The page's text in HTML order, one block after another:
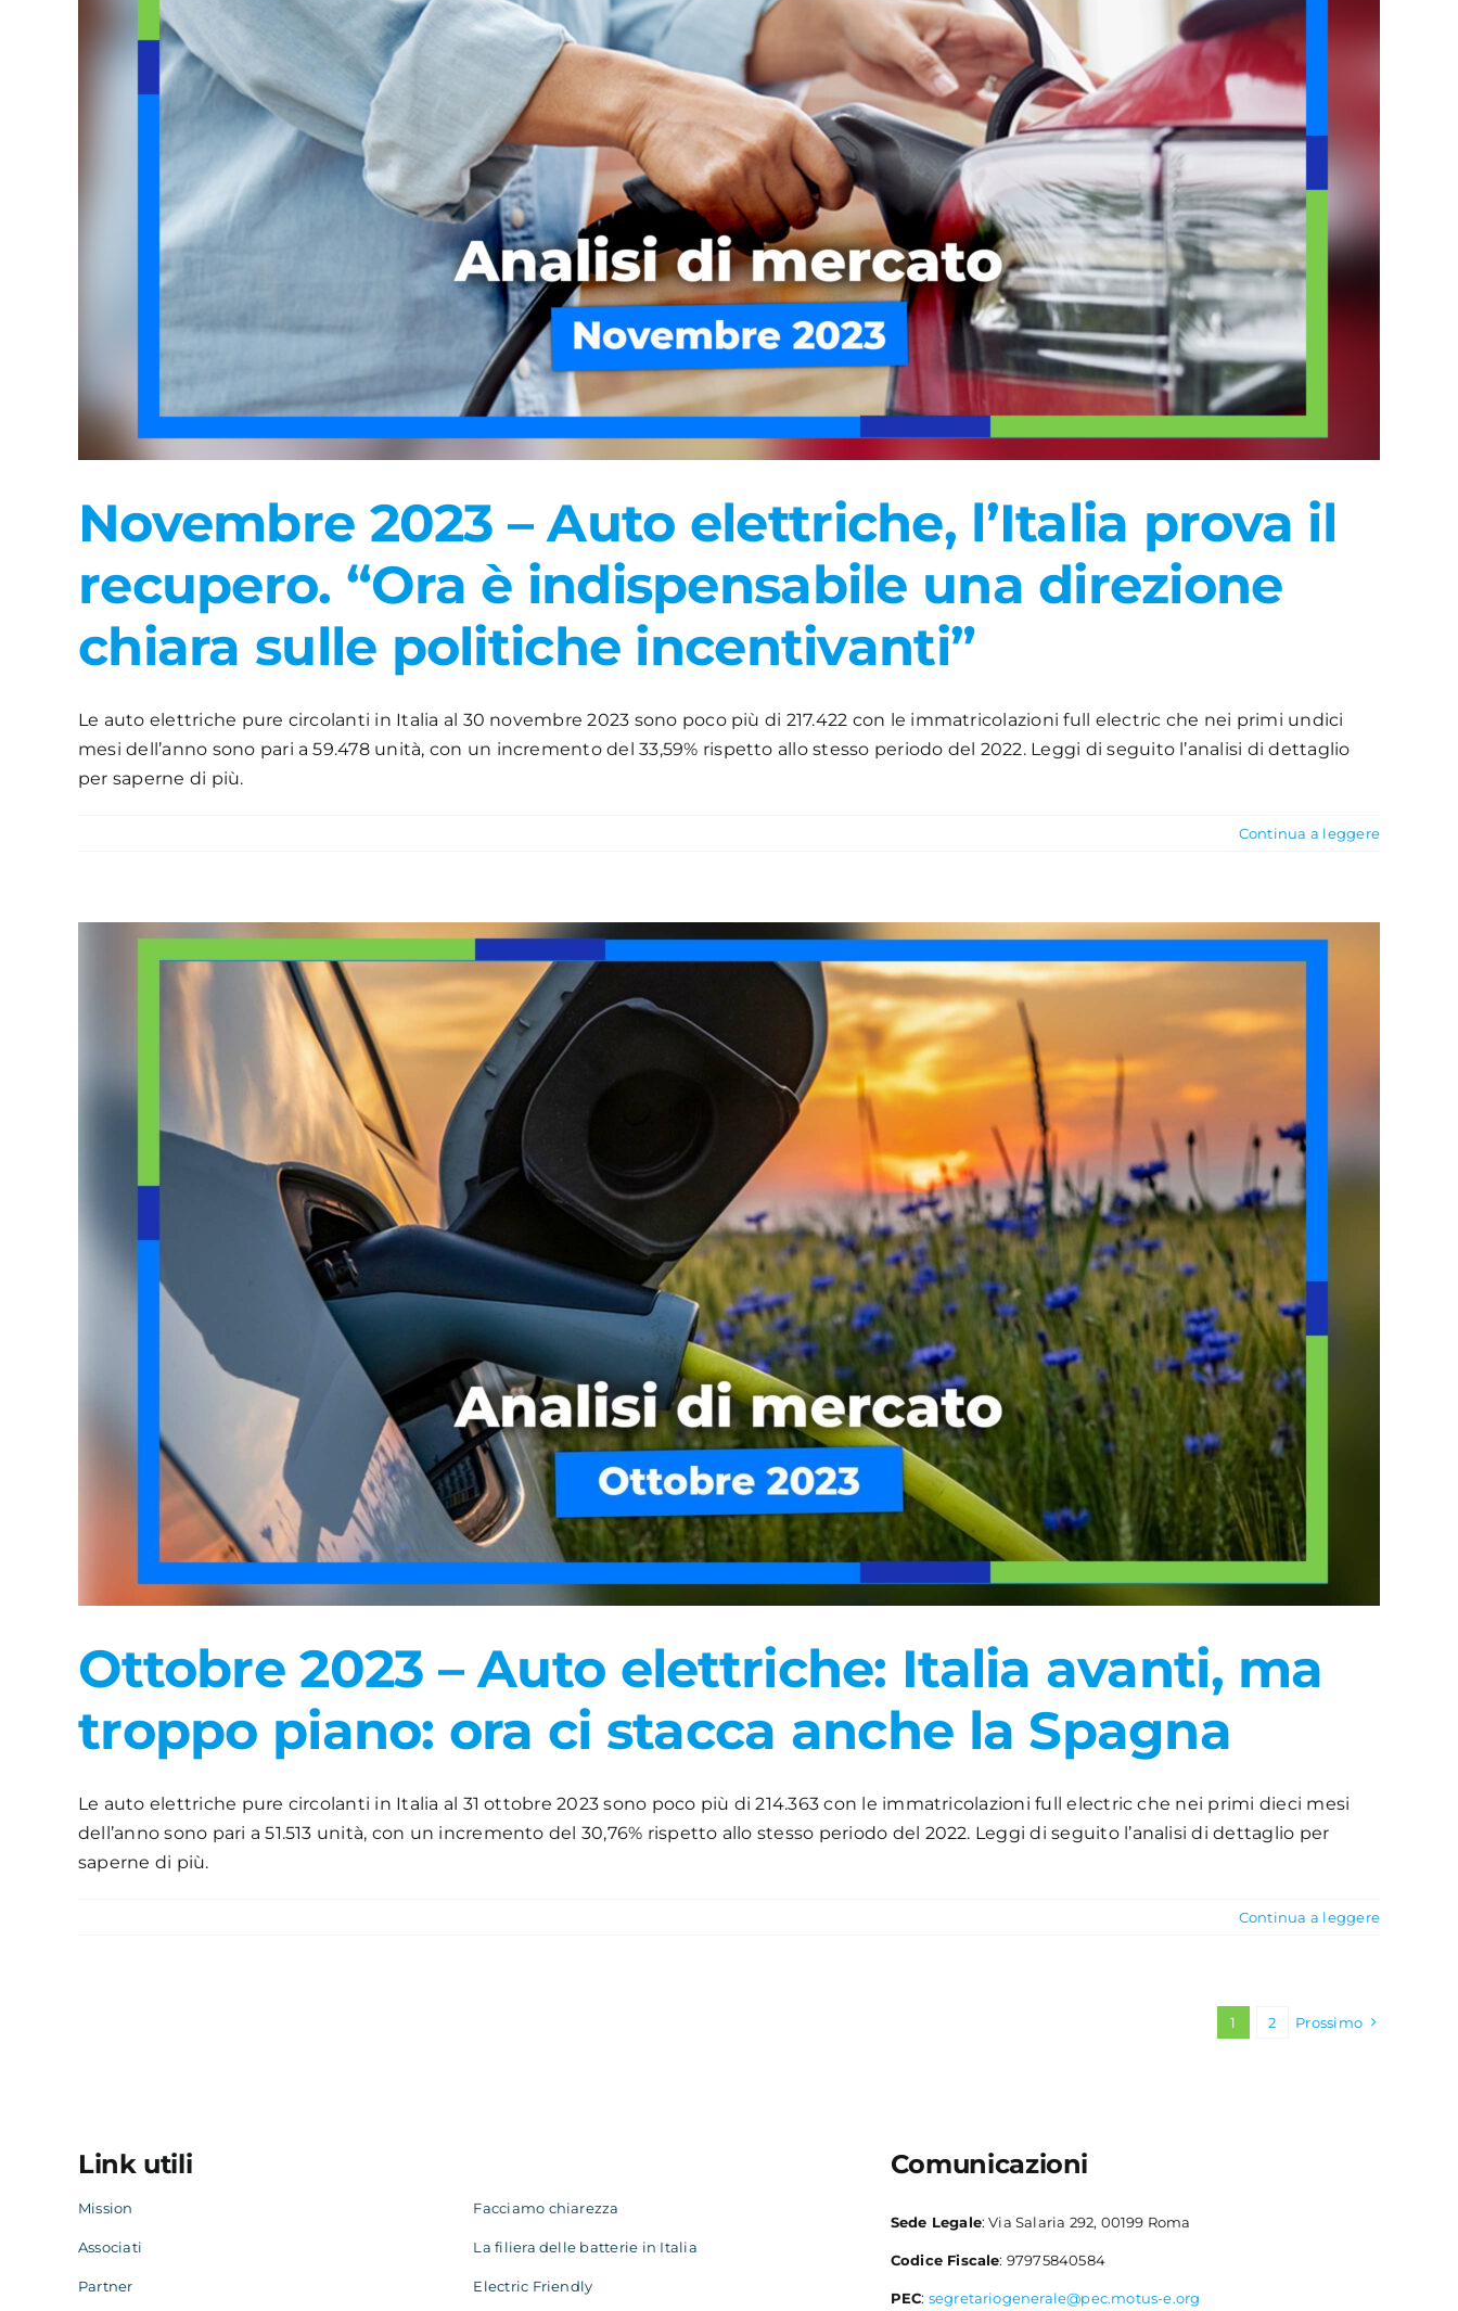
Novembre 2023 – Auto elettriche, l’Italia prova il
recupero. “Ora è indispensabile una direzione
chiara sulle politiche incentivanti”
Le auto elettriche pure circolanti in Italia al 30 novembre 2023 sono poco più di 217.422 con le immatricolazioni full electric che nei primi undici
mesi dell’anno sono pari a 59.478 unità, con un incremento del 33,59% rispetto allo stesso periodo del 2022. Leggi di seguito l’analisi di dettaglio
per saperne di più.
Continua a leggere
Ottobre 2023 – Auto elettriche: Italia avanti, ma
troppo piano: ora ci stacca anche la Spagna
Le auto elettriche pure circolanti in Italia al 31 ottobre 2023 sono poco più di 214.363 con le immatricolazioni full electric che nei primi dieci mesi
dell’anno sono pari a 51.513 unità, con un incremento del 30,76% rispetto allo stesso periodo del 2022. Leggi di seguito l’analisi di dettaglio per
saperne di più.
Continua a leggere
1 2 Prossimo
Link utili
Mission
Associati
Partner
Facciamo chiarezza
La filiera delle batterie in Italia
Electric Friendly
Comunicazioni
Sede Legale: Via Salaria 292, 00199 Roma
Codice Fiscale: 97975840584
PEC: segretariogenerale@pec.motus-e.org